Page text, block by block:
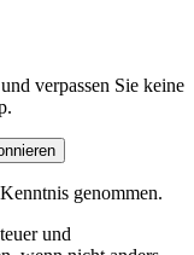
verpassen Sie keine
genommen.
und